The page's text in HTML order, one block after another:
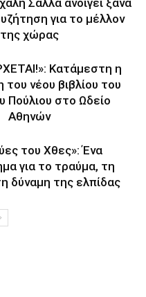
Σάλλα ανοίγει ξανά
για το μέλλον
της χώρας
Κατάμεστη η
νέου βιβλίου του
Πούλιου στο Ωδείο
Αθηνών
του Χθες»: Ένα
για το τραύμα, τη
δύναμη της ελπίδας